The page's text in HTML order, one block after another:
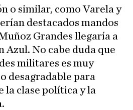
o similar, como Varela y
destacados mandos
Grandes llegaría a
Azul. No cabe duda que
militares es muy
desagradable para
la clase política y la